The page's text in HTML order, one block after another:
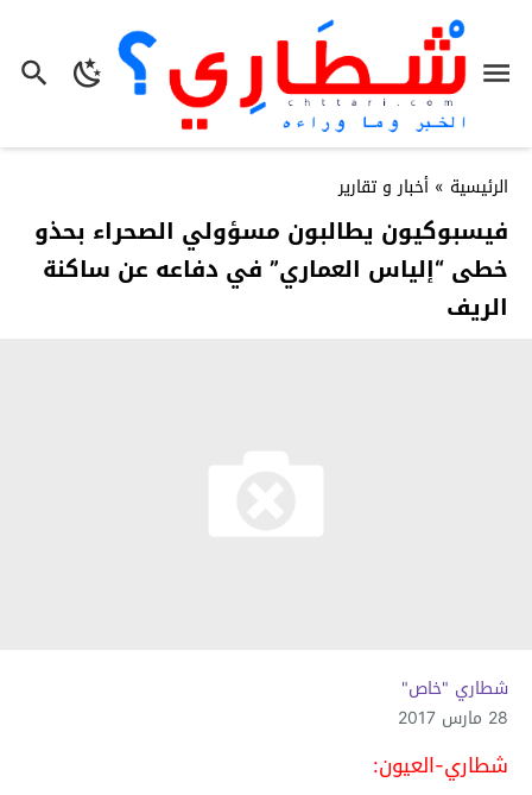
الرئيسية » أخبار و تقارير
فيسبوكيون يطالبون مسؤولي الصحراء بحذو
خطى “إلياس العماري” في دفاعه عن ساكنة
الريف
شطاري "خاص"
28 مارس 2017
شطاري-العيون: